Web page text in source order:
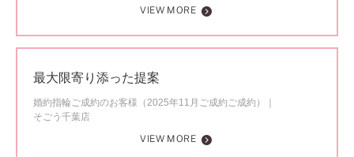
VIEW MORE
最大限寄り添った提案
婚約指輪ご成約のお客様（2025年11月ご成約ご成約）
そごう千葉店
VIEW MORE